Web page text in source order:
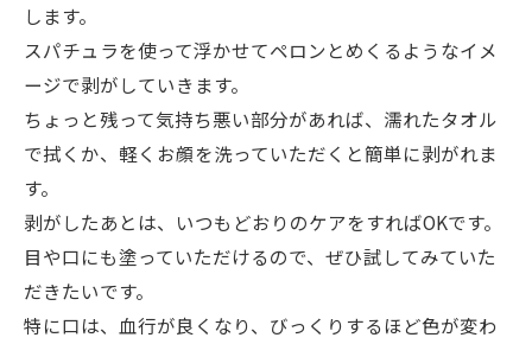
します。
スパチュラを使って浮かせてペロンとめくるようなイメ
ージで剥がしていきます。
ちょっと残って気持ち悪い部分があれば、濡れたタオル
で拭くか、軽くお顔を洗っていただくと簡単に剥がれま
す。
剥がしたあとは、いつもどおりのケアをすればOKです。
目や口にも塗っていただけるので、ぜひ試してみていた
だきたいです。
特に口は、血行が良くなり、びっくりするほど色が変わ